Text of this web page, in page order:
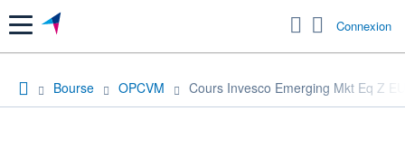
Menu Connexion
Bourse OPCVM Cours Invesco Emerging Mkt Eq Z